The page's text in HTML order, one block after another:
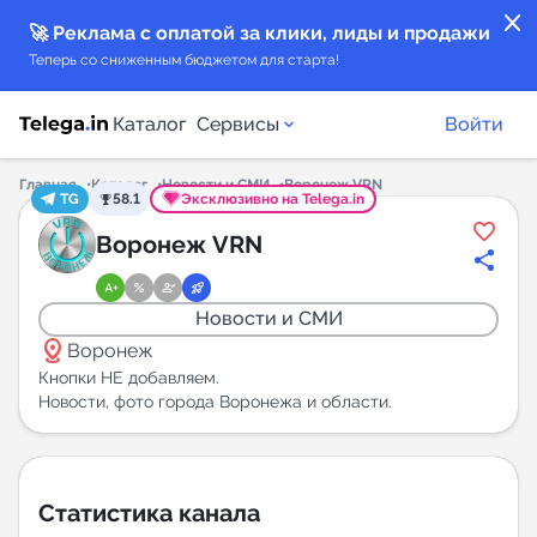
close
🚀 Реклама с оплатой за клики, лиды и продажи
Теперь со сниженным бюджетом для старта!
Каталог Сервисы
Каталог каналов
Каталог ботов
Горящие предложения
Индекс читаемости каналов в Telegram
New
New
Войти
Главная Каталог Новости и СМИ
Воронеж VRN
TG
58.1 Эксклюзивно на Telega.in
Воронеж VRN
Новости и СМИ
distance Воронеж
Кнопки НЕ добавляем.
Новости, фото города Воронежа и области.
Статистика канала